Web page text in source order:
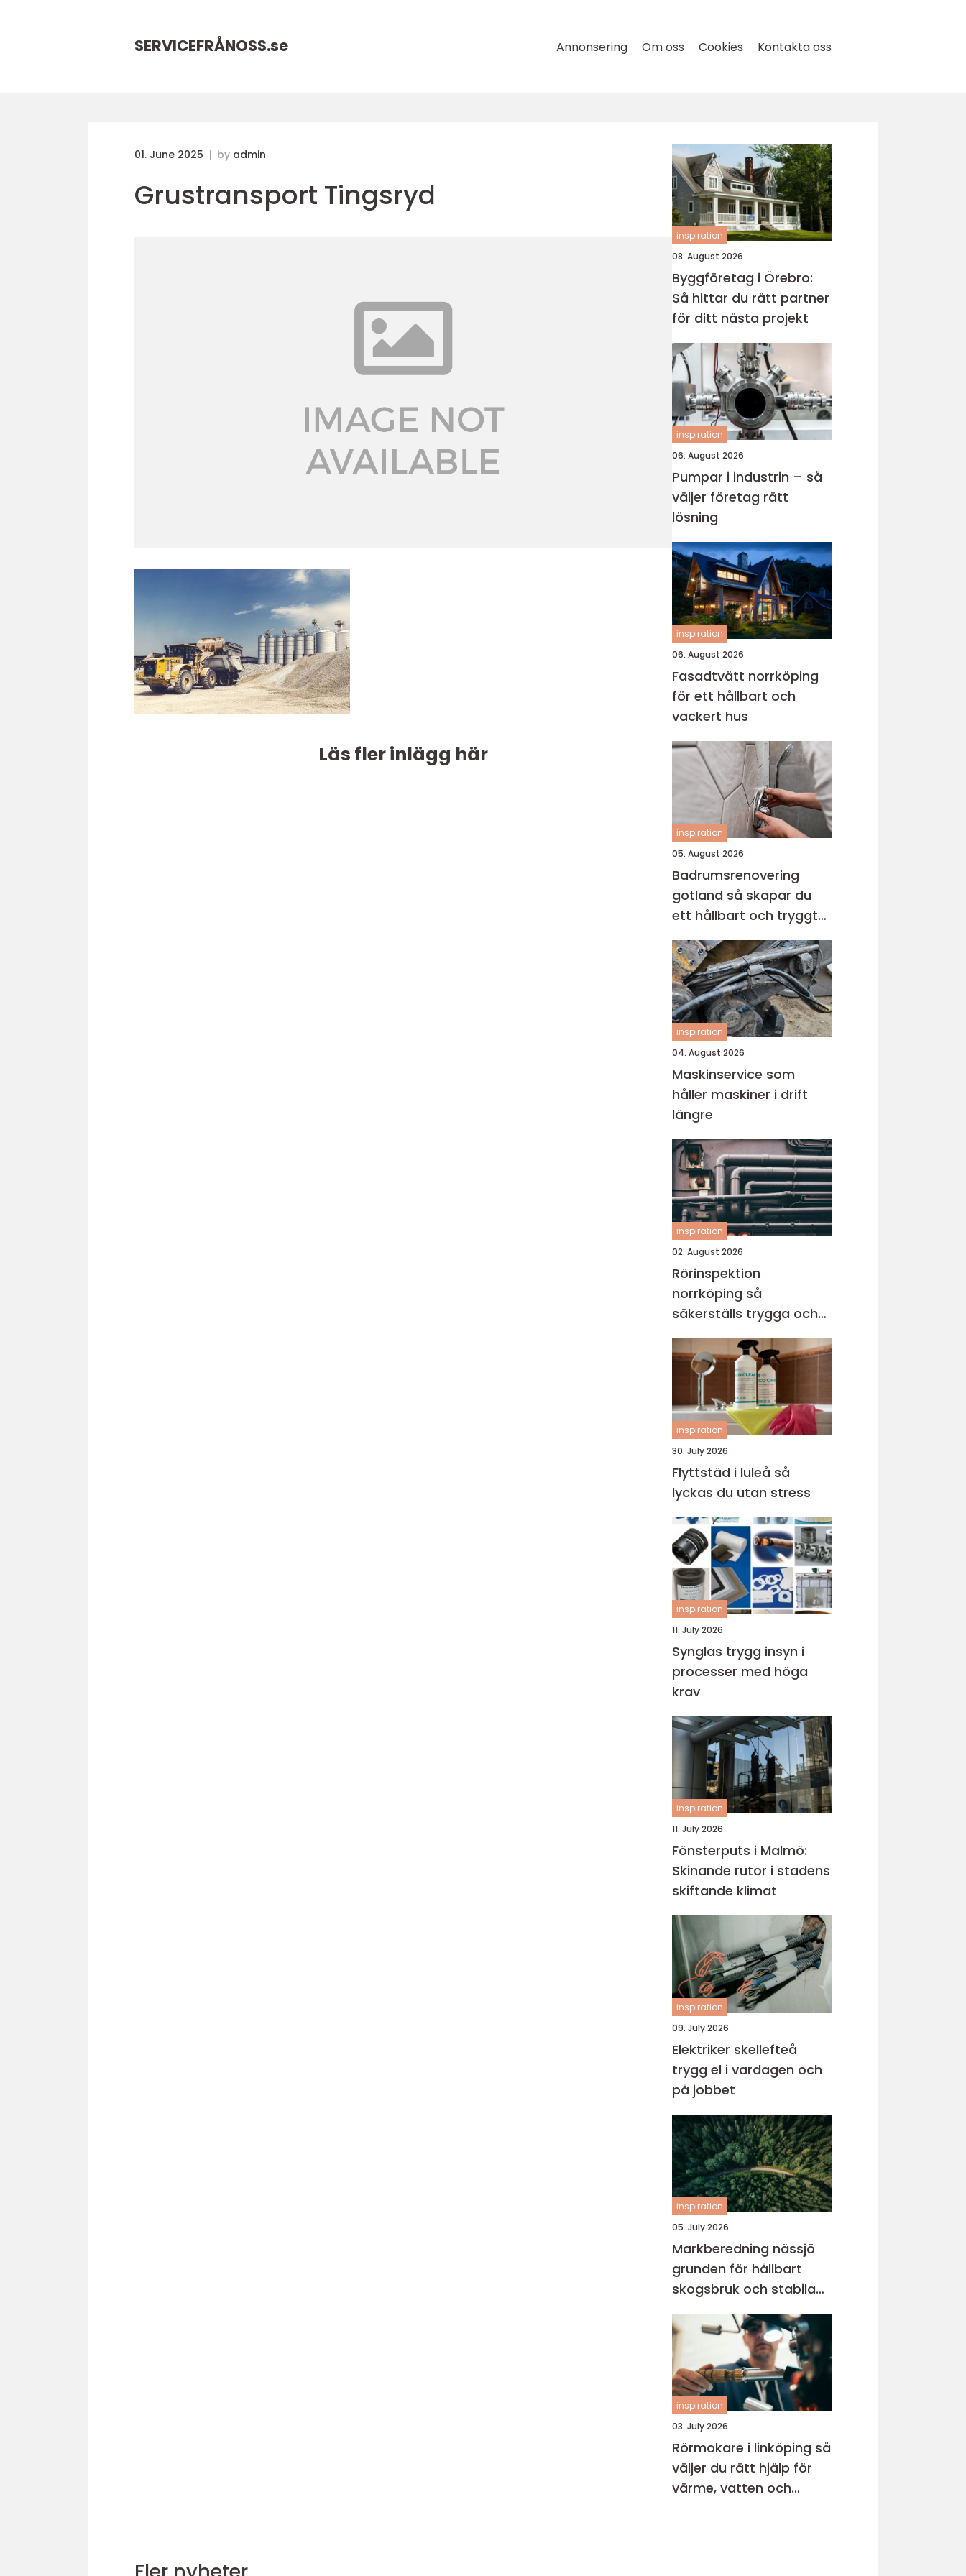
SERVICEFRÅNOSS.se Annonsering Om oss Cookies Kontakta oss
01. June 2025 by admin
Grustransport Tingsryd
Läs fler inlägg här
inspiration
08. August 2026
Byggföretag i Örebro:
Så hittar du rätt partner
för ditt nästa projekt
inspiration
06. August 2026
Pumpar i industrin – så
väljer företag rätt
lösning
inspiration
06. August 2026
Fasadtvätt norrköping
för ett hållbart och
vackert hus
inspiration
05. August 2026
Badrumsrenovering
gotland så skapar du
ett hållbart och tryggt
badrum
inspiration
04. August 2026
Maskinservice som
håller maskiner i drift
längre
inspiration
02. August 2026
Rörinspektion
norrköping så
säkerställs trygga och
hållbara avloppssystem
inspiration
30. July 2026
Flyttstäd i luleå så
lyckas du utan stress
inspiration
11. July 2026
Synglas trygg insyn i
processer med höga
krav
inspiration
11. July 2026
Fönsterputs i Malmö:
Skinande rutor i stadens
skiftande klimat
inspiration
09. July 2026
Elektriker skellefteå
trygg el i vardagen och
på jobbet
inspiration
05. July 2026
Markberedning nässjö
grunden för hållbart
skogsbruk och stabila
markprojekt
inspiration
03. July 2026
Rörmokare i linköping så
väljer du rätt hjälp för
värme, vatten och